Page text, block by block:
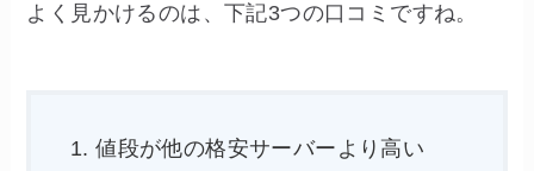
よく見かけるのは、下記3つの口コミですね。
値段が他の格安サーバーより高い